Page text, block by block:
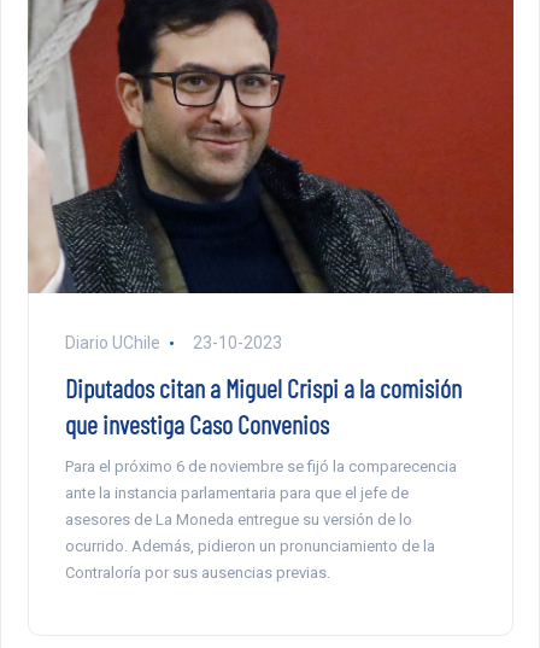
Diario UChile 23-10-2023
Diputados citan a Miguel Crispi a la comisión
que investiga Caso Convenios
Para el próximo 6 de noviembre se fijó la comparecencia
ante la instancia parlamentaria para que el jefe de
asesores de La Moneda entregue su versión de lo
ocurrido. Además, pidieron un pronunciamiento de la
Contraloría por sus ausencias previas.